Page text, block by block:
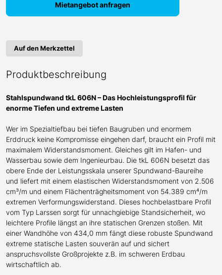
Mietangebot anfragen
Auf den Merkzettel
Produktbeschreibung
Stahlspundwand tkL 606N – Das Hochleistungsprofil für
enormeTiefen und extreme Lasten
Wer im Spezialtiefbau bei tiefen Baugruben und enormem
Erddruck keine Kompromisse eingehen darf, braucht ein Profil mit
maximalem Widerstandsmoment. Gleiches gilt im Hafen- und
Wasserbau sowie dem Ingenieurbau. Die tkL 606N besetzt das
obere Ende der Leistungsskala unserer Spundwand-Baureihe
und liefert mit einem elastischen Widerstandsmoment von 2.506
cm³/m und einem Flächenträgheitsmoment von 54.389 cm⁴/m
extremen Verformungswiderstand. Dieses hochbelastbare Profil
vom Typ Larssen sorgt für unnachgiebige Standsicherheit, wo
leichtere Profile längst an ihre statischen Grenzen stoßen. Mit
einer Wandhöhe von 434,0 mm fängt diese robuste Spundwand
extreme statische Lasten souverän auf und sichert
anspruchsvollste Großprojekte z.B. im schweren Erdbau
wirtschaftlich ab.